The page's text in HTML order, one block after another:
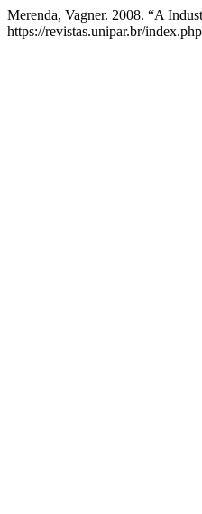
Merenda, Vagner. 2008. “A
https://revistas.unipar.br/